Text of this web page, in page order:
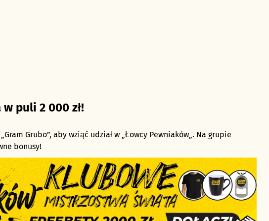
puli 2 000 zł!
Grubo”, aby wziąć udział w „Łowcy Pewniaków„. Na grupie
bonusy!